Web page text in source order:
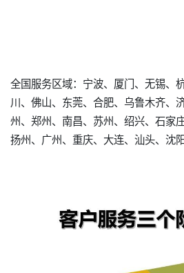
全国服务区域：宁波、厦门、无锡、
川、佛山、东莞、合肥、乌鲁木齐、
州、郑州、南昌、苏州、绍兴、石家
扬州、广州、重庆、大连、汕头、沈